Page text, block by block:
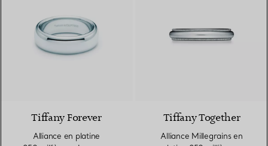
Tiffany Forever
Alliance en platine
Tiffany Together
Alliance Millegrains en